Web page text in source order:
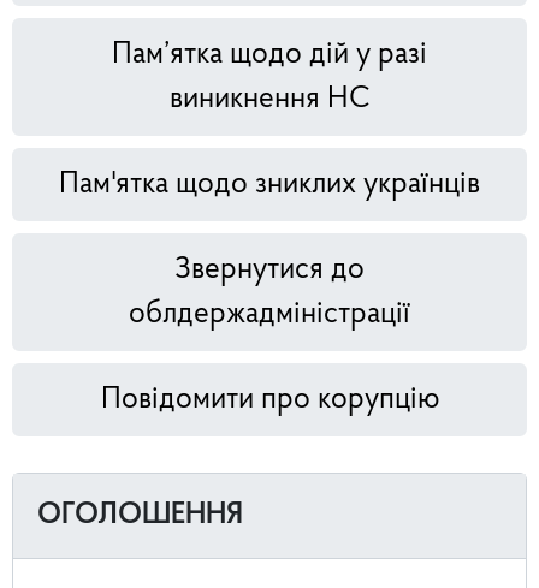
Пам’ятка щодо дій у разі
виникнення НС
Пам'ятка щодо зниклих українців
Звернутися до
облдержадміністрації
Повідомити про корупцію
ОГОЛОШЕННЯ